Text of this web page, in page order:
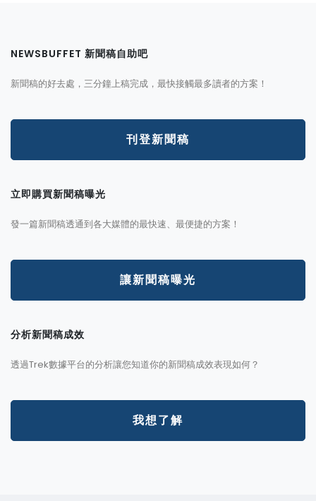
NEWSBUFFET 新聞稿自助吧
新聞稿的好去處，三分鐘上稿完成，最快接觸最多讀者的方案！
刊登新聞稿
立即購買新聞稿曝光
發一篇新聞稿透通到各大媒體的最快速、最便捷的方案！
讓新聞稿曝光
分析新聞稿成效
透過Trek數據平台的分析讓您知道你的新聞稿成效表現如何？
我想了解